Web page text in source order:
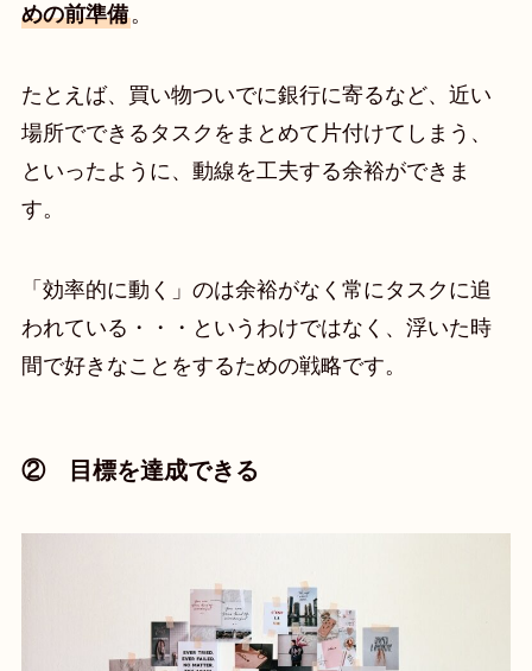
めの前準備。
たとえば、買い物ついでに銀行に寄るなど、近い
場所でできるタスクをまとめて片付けてしまう、
といったように、動線を工夫する余裕ができま
す。
「効率的に動く」のは余裕がなく常にタスクに追
われている・・・というわけではなく、浮いた時
間で好きなことをするための戦略です。
② 目標を達成できる